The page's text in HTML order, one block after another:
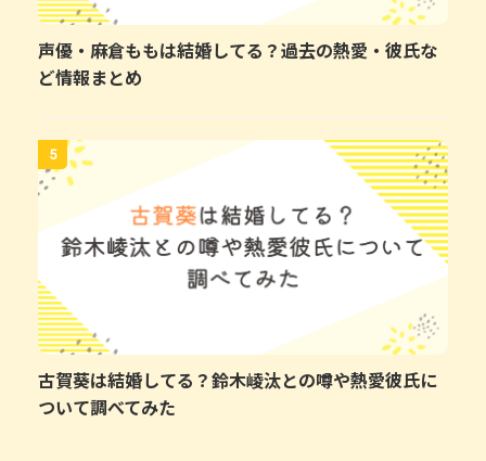
声優・麻倉ももは結婚してる？過去の熱愛・彼氏な
ど情報まとめ
5
古賀葵は結婚してる？鈴木崚汰との噂や熱愛彼氏に
ついて調べてみた